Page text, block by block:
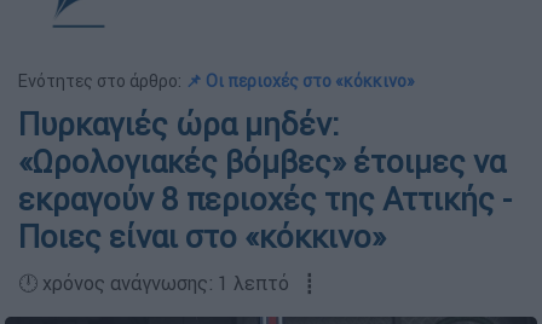
Ενότητες στο άρθρο: 📌 Οι περιοχές στο «κόκκινο»
Πυρκαγιές ώρα μηδέν:
«Ωρολογιακές βόμβες» έτοιμες να
εκραγούν 8 περιοχές της Αττικής -
Ποιες είναι στο «κόκκινο»
🕛 χρόνος ανάγνωσης: 1 λεπτό ┋